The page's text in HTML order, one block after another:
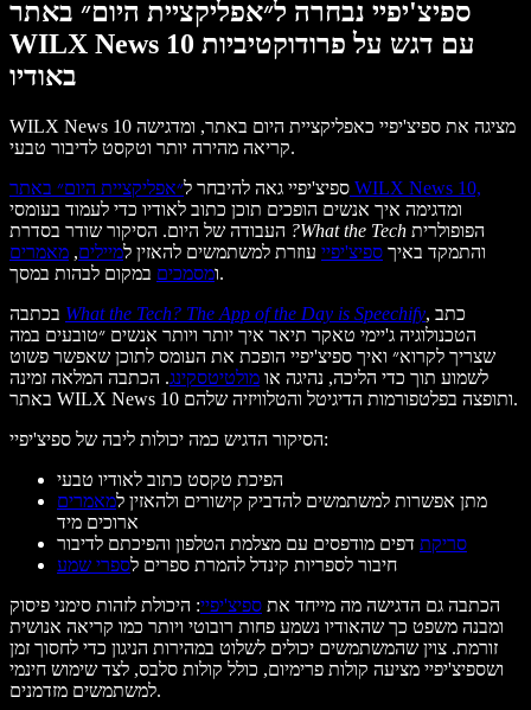
ספיצ'יפיי נבחרה ל״אפליקציית היום״ באתר
WILX News 10 עם דגש על פרודוקטיביות
באודיו
WILX News 10 מציגה את ספיצ'יפיי כאפליקציית היום באתר, ומדגישה
קריאה מהירה יותר וטקסט לדיבור טבעי.
ספיצ'יפיי גאה להיבחר ל ״אפליקציית היום״ באתר WILX News 10,
ומדגימה איך אנשים הופכים תוכן כתוב לאודיו כדי לעמוד בעומסי
?What the Tech
והתמקד באיך ספיצ'יפיי עוזרת למשתמשים להאזין למיילים, מאמרים
ומסמכים במקום לבהות במסך.
What the Tech? The App of the Day is Speechify, כתב
הטכנולוגיה ג'יימי טאקר תיאר איך יותר ויותר אנשים ״טובעים במה
שצריך לקרוא״ ואיך ספיצ'יפיי הופכת את העומס לתוכן שאפשר פשוט
לשמוע תוך כדי הליכה, נהיגה או מולטיטסקינג. הכתבה המלאה זמינה
באתר WILX News 10 ותופצה בפלטפורמות הדיגיטל והטלוויזיה שלהם.
הסיקור הדגיש כמה יכולות ליבה של ספיצ'יפיי:
הפיכת טקסט כתוב לאודיו טבעי
מתן אפשרות למשתמשים להדביק קישורים ולהאזין למאמרים
ארוכים מיד
סריקת דפים מודפסים עם מצלמת הטלפון והפיכתם לדיבור
חיבור לספריות קינדל להמרת ספרים לספרי שמע
הכתבה גם הדגישה מה מייחד את ספיצ'יפיי: היכולת לזהות סימני פיסוק
ומבנה משפט כך שהאודיו נשמע פחות רובוטי ויותר כמו קריאה אנושית
זורמת. צוין שהמשתמשים יכולים לשלוט במהירות הניגון כדי לחסוך זמן
ושספיצ'יפיי מציעה קולות פרימיום, כולל קולות סלבס, לצד שימוש חינמי
למשתמשים מזדמנים.